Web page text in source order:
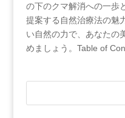
の下のクマ解消への一歩
提案する自然治療法の魅
い自然の力で、あなたの
めましょう。Table‍ of